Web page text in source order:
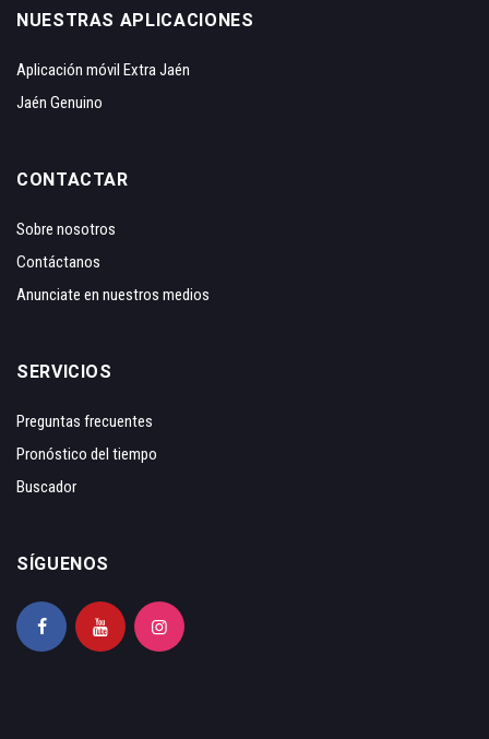
NUESTRAS APLICACIONES
Aplicación móvil Extra Jaén
Jaén Genuino
CONTACTAR
Sobre nosotros
Contáctanos
Anunciate en nuestros medios
SERVICIOS
Preguntas frecuentes
Pronóstico del tiempo
Buscador
SÍGUENOS